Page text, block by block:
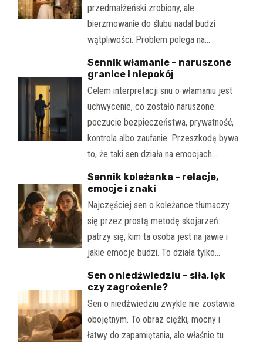
przedmałżeński zrobiony, ale
bierzmowanie do ślubu nadal budzi
wątpliwości. Problem polega na…
Sennik włamanie – naruszone
granice i niepokój
Celem interpretacji snu o włamaniu jest
uchwycenie, co zostało naruszone:
poczucie bezpieczeństwa, prywatność,
kontrola albo zaufanie. Przeszkodą bywa
to, że taki sen działa na emocjach…
Sennik koleżanka – relacje,
emocje i znaki
Najczęściej sen o koleżance tłumaczy
się przez prostą metodę skojarzeń:
patrzy się, kim ta osoba jest na jawie i
jakie emocje budzi. To działa tylko…
Sen o niedźwiedziu – siła, lęk
czy zagrożenie?
Sen o niedźwiedziu zwykle nie zostawia
obojętnym. To obraz ciężki, mocny i
łatwy do zapamiętania, ale właśnie tu